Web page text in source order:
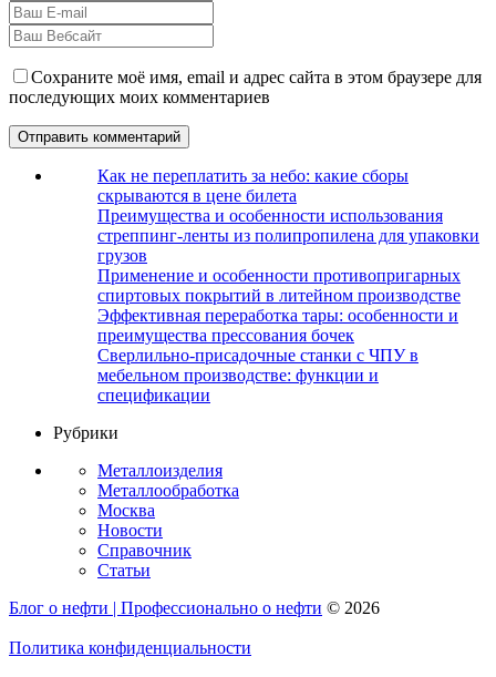
Сохраните моё имя, email и адрес сайта в этом браузере для
последующих моих комментариев
Как не переплатить за небо: какие сборы
скрываются в цене билета
Преимущества и особенности использования
стреппинг-ленты из полипропилена для упаковки
грузов
Применение и особенности противопригарных
спиртовых покрытий в литейном производстве
Эффективная переработка тары: особенности и
преимущества прессования бочек
Сверлильно-присадочные станки с ЧПУ в
мебельном производстве: функции и
спецификации
Рубрики
Металлоизделия
Металлообработка
Москва
Новости
Справочник
Статьи
Блог о нефти | Профессионально о нефти © 2026
Политика конфиденциальности